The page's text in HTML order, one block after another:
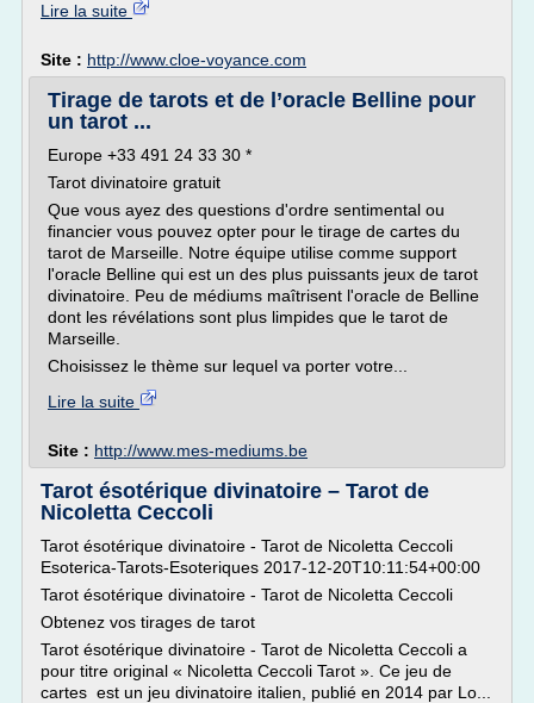
Lire la suite
Site : http://www.cloe-voyance.com
Tirage de tarots et de l’oracle Belline pour
un tarot ...
Europe +33 491 24 33 30 *
Tarot divinatoire gratuit
Que vous ayez des questions d'ordre sentimental ou
financier vous pouvez opter pour le tirage de cartes du
tarot de Marseille. Notre équipe utilise comme support
l'oracle Belline qui est un des plus puissants jeux de tarot
divinatoire. Peu de médiums maîtrisent l'oracle de Belline
dont les révélations sont plus limpides que le tarot de
Marseille.
Choisissez le thème sur lequel va porter votre...
Lire la suite
Site : http://www.mes-mediums.be
Tarot ésotérique divinatoire – Tarot de
Nicoletta Ceccoli
Tarot ésotérique divinatoire - Tarot de Nicoletta Ceccoli
Esoterica-Tarots-Esoteriques 2017-12-20T10:11:54+00:00
Tarot ésotérique divinatoire - Tarot de Nicoletta Ceccoli
Obtenez vos tirages de tarot
Tarot ésotérique divinatoire - Tarot de Nicoletta Ceccoli a
pour titre original « Nicoletta Ceccoli Tarot ». Ce jeu de
cartes est un jeu divinatoire italien, publié en 2014 par Lo...